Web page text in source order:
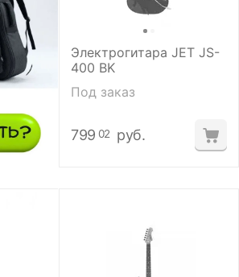
Электрогитара JET JS-
400 BK
Под заказ
799 02 руб.